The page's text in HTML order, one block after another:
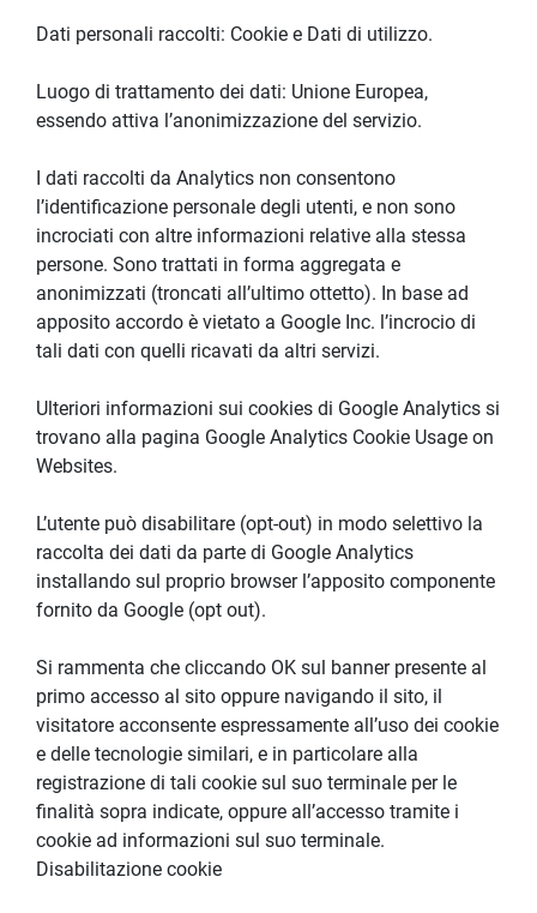
Dati personali raccolti: Cookie e Dati di utilizzo.
Luogo di trattamento dei dati: Unione Europea,
essendo attiva l’anonimizzazione del servizio.
I dati raccolti da Analytics non consentono
l’identificazione personale degli utenti, e non sono
incrociati con altre informazioni relative alla stessa
persone. Sono trattati in forma aggregata e
anonimizzati (troncati all’ultimo ottetto). In base ad
apposito accordo è vietato a Google Inc. l’incrocio di
tali dati con quelli ricavati da altri servizi.
Ulteriori informazioni sui cookies di Google Analytics si
trovano alla pagina Google Analytics Cookie Usage on
Websites.
L’utente può disabilitare (opt-out) in modo selettivo la
raccolta dei dati da parte di Google Analytics
installando sul proprio browser l’apposito componente
fornito da Google (opt out).
Si rammenta che cliccando OK sul banner presente al
primo accesso al sito oppure navigando il sito, il
visitatore acconsente espressamente all’uso dei cookie
e delle tecnologie similari, e in particolare alla
registrazione di tali cookie sul suo terminale per le
finalità sopra indicate, oppure all’accesso tramite i
cookie ad informazioni sul suo terminale.
Disabilitazione cookie